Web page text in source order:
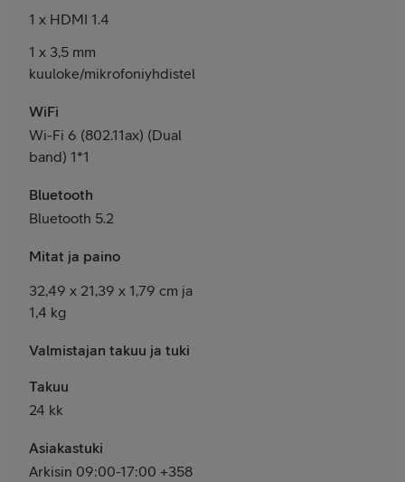
1 x HDMI 1.4
1 x 3,5 mm
kuuloke/mikrofoniyhdistelmäliitäntä
WiFi
Wi-Fi 6 (802.11ax) (Dual
band) 1*1
Bluetooth
Bluetooth 5.2
Mitat ja paino
32,49 x 21,39 x 1,79 cm ja
1,4 kg
Valmistajan takuu ja tuki
Takuu
24 kk
Asiakastuki
Arkisin 09:00-17:00 +358